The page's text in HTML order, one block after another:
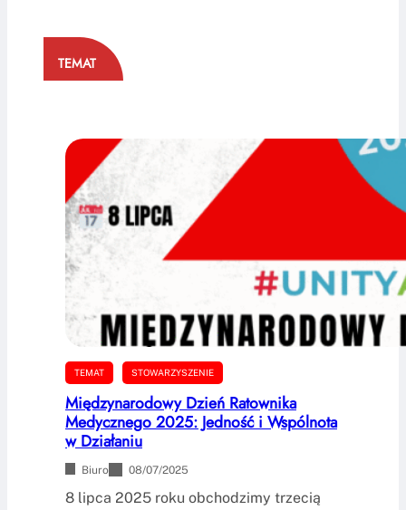
TEMAT
TEMAT STOWARZYSZENIE
Międzynarodowy Dzień Ratownika
Medycznego 2025: Jedność i Wspólnota
w Działaniu
Biuro 08/07/2025
8 lipca 2025 roku obchodzimy trzecią